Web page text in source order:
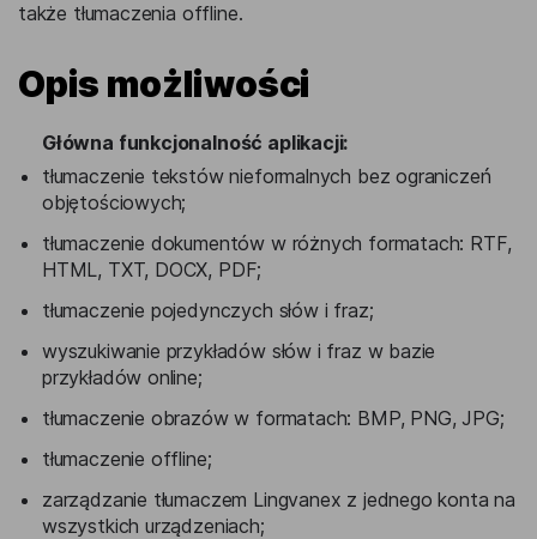
także tłumaczenia offline.
Opis możliwości
Główna funkcjonalność aplikacji:
tłumaczenie tekstów nieformalnych bez ograniczeń
objętościowych;
tłumaczenie dokumentów w różnych formatach: RTF,
HTML, TXT, DOCX, PDF;
tłumaczenie pojedynczych słów i fraz;
wyszukiwanie przykładów słów i fraz w bazie
przykładów online;
tłumaczenie obrazów w formatach: BMP, PNG, JPG;
tłumaczenie offline;
zarządzanie tłumaczem Lingvanex z jednego konta na
wszystkich urządzeniach;